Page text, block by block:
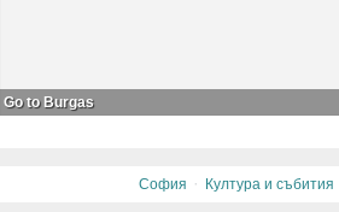
Go to Burgas
София · Култура и събития